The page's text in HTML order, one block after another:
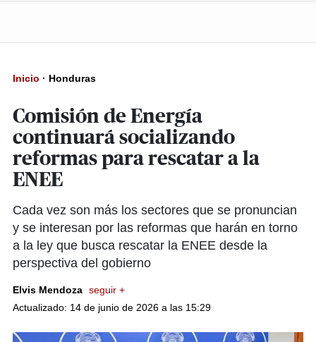
Inicio · Honduras
Comisión de Energía
continuará socializando
reformas para rescatar a la
ENEE
Cada vez son más los sectores que se pronuncian
y se interesan por las reformas que harán en torno
a la ley que busca rescatar la ENEE desde la
perspectiva del gobierno
Elvis Mendoza seguir +
Actualizado: 14 de junio de 2026 a las 15:29